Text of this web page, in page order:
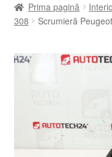
A lua legatura
Finalizare comandă
Prima pagină
308
Scrumieră